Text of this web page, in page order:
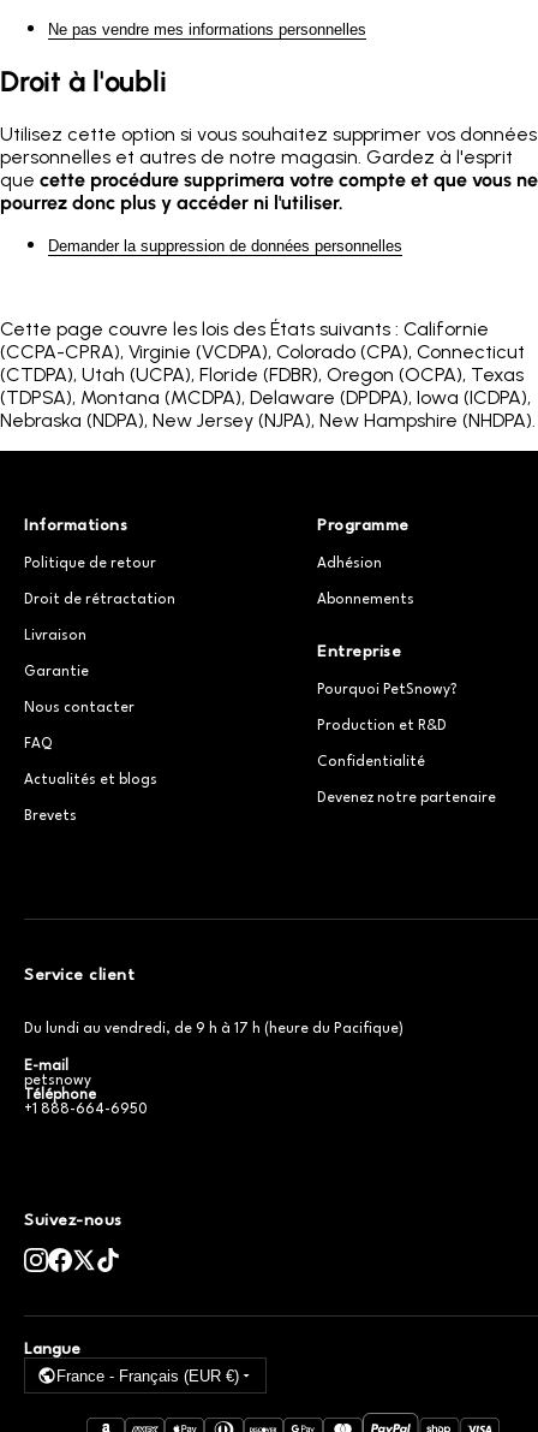
Ne pas vendre mes informations personnelles
Droit à l'oubli
Utilisez cette option si vous souhaitez supprimer vos données
personnelles et autres de notre magasin. Gardez à l'esprit
que cette procédure supprimera votre compte et que vous ne
pourrez donc plus y accéder ni l'utiliser.
Demander la suppression de données personnelles
Cette page couvre les lois des États suivants : Californie
(CCPA-CPRA), Virginie (VCDPA), Colorado (CPA), Connecticut
(CTDPA), Utah (UCPA), Floride (FDBR), Oregon (OCPA), Texas
(TDPSA), Montana (MCDPA), Delaware (DPDPA), Iowa (ICDPA),
Nebraska (NDPA), New Jersey (NJPA), New Hampshire (NHDPA).
Informations
Politique de retour
Droit de rétractation
Livraison
Garantie
Nous contacter
FAQ
Actualités et blogs
Brevets
Programme
Adhésion
Abonnements
Entreprise
Pourquoi PetSnowy?
Production et R&D
Confidentialité
Devenez notre partenaire
Service client
Du lundi au vendredi, de 9 h à 17 h (heure du Pacifique)
E-mail
petsnowy
Téléphone
+1 888-664-6950
Suivez-nous
Langue
France - Français (EUR €)